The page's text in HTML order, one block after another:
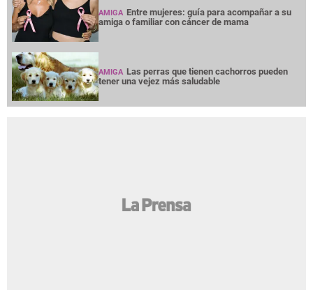
AMIGA Entre mujeres: guía para acompañar a su
amiga o familiar con cáncer de mama
AMIGA Las perras que tienen cachorros pueden
tener una vejez más saludable